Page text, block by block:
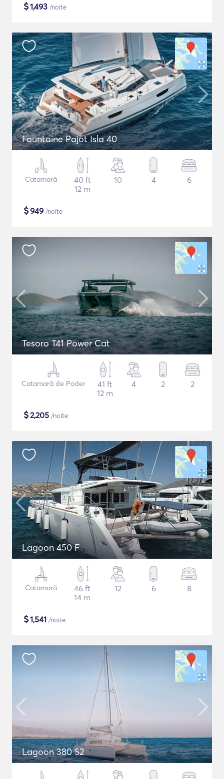
$1,493 /noite
Fountaine Pajot Isla 40
Catamarã
40 ft
12 m
10 4 6
$949 /noite
Tesoro T41 Power Cat
Catamarã de Poder
41 ft
12 m
4 2 2
$2,205 /noite
Lagoon 450 F
Catamarã
46 ft
14 m
12 6 8
$1,541 /noite
Lagoon 380 S2